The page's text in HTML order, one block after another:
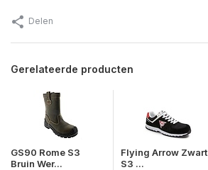
Delen
Gerelateerde producten
GS90 Rome S3
Bruin Wer...
Flying Arrow Zwart
S3 ...